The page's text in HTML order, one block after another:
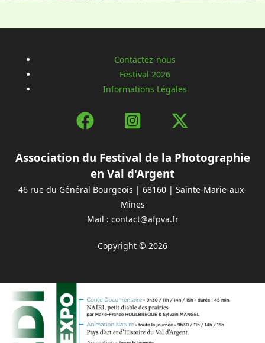
Contactez-nous
Festival 2026
Informations Légales
Association du Festival de la Photographie
en Val d'Argent
46 rue du Général Bourgeois | 68160 | Sainte-Marie-aux-
Mines
Mail : contact@afpva.fr
Copyright © 2026